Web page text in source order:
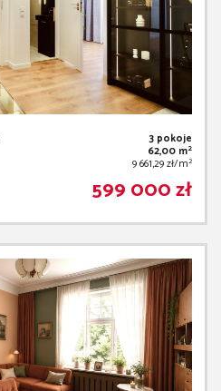
3 pokoje
62,00 m2
9 661,29 zł/m2
599 000 zł